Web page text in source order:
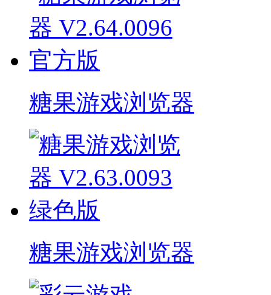
糖果游戏浏览器
糖果游戏浏览器